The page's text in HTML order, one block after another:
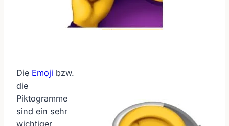
Die Emoji bzw.
die
Piktogramme
sind ein sehr